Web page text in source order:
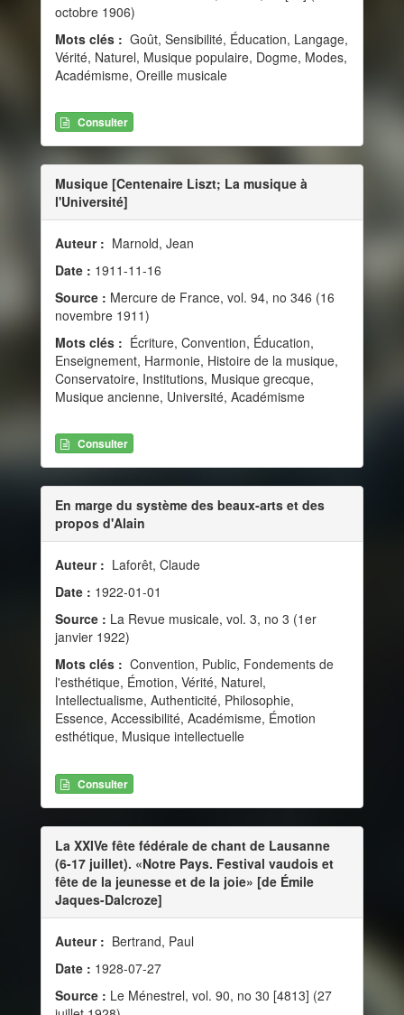
octobre 1906)
Mots clés : Goût, Sensibilité, Éducation, Langage,
Vérité, Naturel, Musique populaire, Dogme, Modes,
Académisme, Oreille musicale
Consulter
Musique [Centenaire Liszt; La musique à
l'Université]
Auteur : Marnold, Jean
Date : 1911-11-16
Source : Mercure de France, vol. 94, no 346 (16
novembre 1911)
Mots clés : Écriture, Convention, Éducation,
Enseignement, Harmonie, Histoire de la musique,
Conservatoire, Institutions, Musique grecque,
Musique ancienne, Université, Académisme
Consulter
En marge du système des beaux-arts et des
propos d'Alain
Auteur : Laforêt, Claude
Date : 1922-01-01
Source : La Revue musicale, vol. 3, no 3 (1er
janvier 1922)
Mots clés : Convention, Public, Fondements de
l'esthétique, Émotion, Vérité, Naturel,
Intellectualisme, Authenticité, Philosophie,
Essence, Accessibilité, Académisme, Émotion
esthétique, Musique intellectuelle
Consulter
La XXIVe fête fédérale de chant de Lausanne
(6-17 juillet). «Notre Pays. Festival vaudois et
fête de la jeunesse et de la joie» [de Émile
Jaques-Dalcroze]
Auteur : Bertrand, Paul
Date : 1928-07-27
Source : Le Ménestrel, vol. 90, no 30 [4813] (27